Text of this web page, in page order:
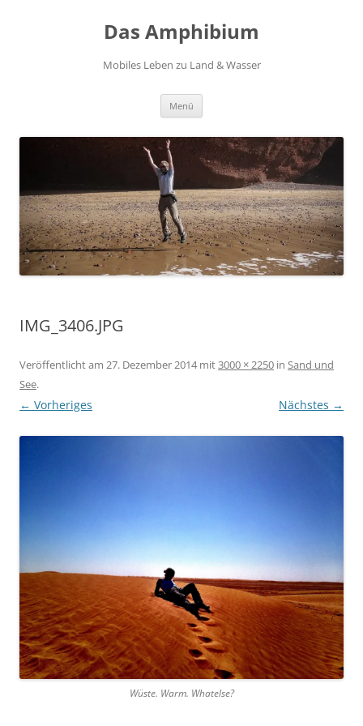
Das Amphibium
Mobiles Leben zu Land & Wasser
Menü
IMG_3406.JPG
Veröffentlicht am 27. Dezember 2014mit3000 × 2250 in Sand und
See.
← Vorheriges Nächstes →
Wüste. Warm. Whatelse?